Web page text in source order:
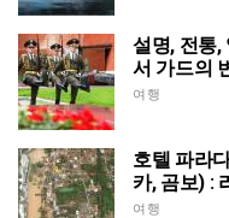
설명, 전통,
서 가드의
여행
호텔 파라
카, 곰보) :
여행